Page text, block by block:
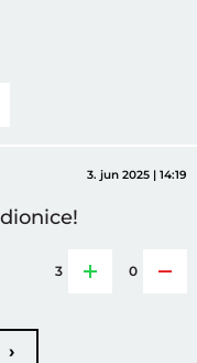
3. jun 2025 | 14:19
3 0
›